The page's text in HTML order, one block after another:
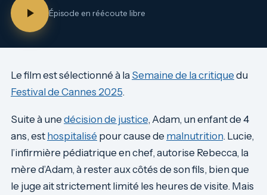
Épisode en réécoute libre
Le film est sélectionné à la Semaine de la critique du
Festival de Cannes 2025.
Suite à une décision de justice, Adam, un enfant de 4
ans, est hospitalisé pour cause de malnutrition. Lucie,
l’infirmière pédiatrique en chef, autorise Rebecca, la
mère d’Adam, à rester aux côtés de son fils, bien que
le juge ait strictement limité les heures de visite. Mais